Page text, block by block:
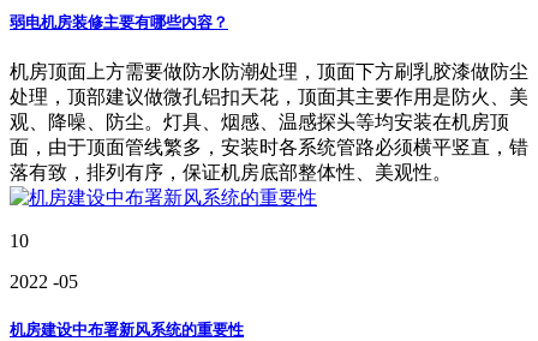
弱电机房装修主要有哪些内容？
机房顶面上方需要做防水防潮处理，顶面下方刷乳胶漆做防尘
处理，顶部建议做微孔铝扣天花，顶面其主要作用是防火、美
观、降噪、防尘。灯具、烟感、温感探头等均安装在机房顶
面，由于顶面管线繁多，安装时各系统管路必须横平竖直，错
落有致，排列有序，保证机房底部整体性、美观性。
10
2022 -05
机房建设中布署新风系统的重要性